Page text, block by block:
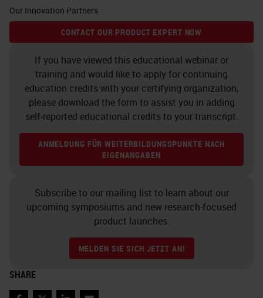
Our Innovation Partners
CONTACT OUR PRODUCT EXPERT NOW
If you have viewed this educational webinar or
training and would like to apply for continuing
education credits with your certifying organization,
please download the form to assist you in adding
self-reported educational credits to your transcript.
ANMELDUNG FÜR WEITERBILDUNGSPUNKTE NACH
EIGENANGABEN
Subscribe to our mailing list to learn about our
upcoming symposiums and new research-focused
product launches.
MELDEN SIE SICH JETZT AN!
SHARE